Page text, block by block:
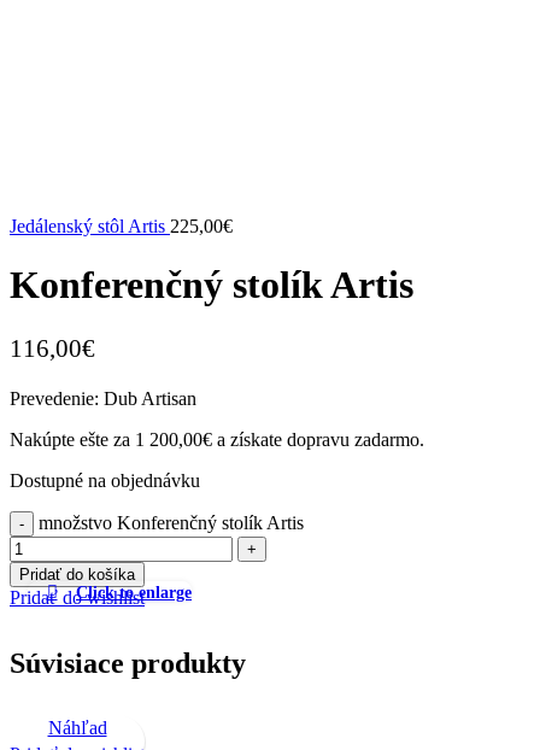
Click to enlarge
Jedálenský stôl Artis 225,00€
Konferenčný stolík Artis
116,00€
Prevedenie: Dub Artisan
Nakúpte ešte za 1 200,00€ a získate dopravu zadarmo.
Dostupné na objednávku
množstvo Konferenčný stolík Artis
Pridať do košíka
Pridať do wishlist
Súvisiace produkty
Náhľad